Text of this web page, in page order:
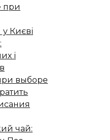
при
Києві
і
выборе
чай: